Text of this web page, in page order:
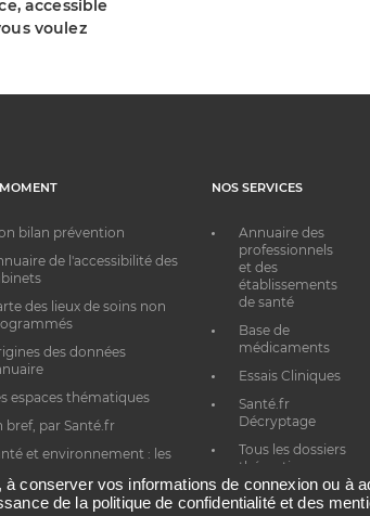
accessible
voulez
bilan prévention
de l'accessibilité des
des lieux de soins non
des données
espaces thématiques
bref, par Santé.fr
et environnement : les
NOS SERVICES
Annuaire des
professionnels
et des
établissements
de santé
Base de
médicaments
Essais Cliniques
Santé.fr
Décryptage
Tous les dossiers
thématiques
conserver vos informations de connexion ou à
de la politique de confidentialité et des